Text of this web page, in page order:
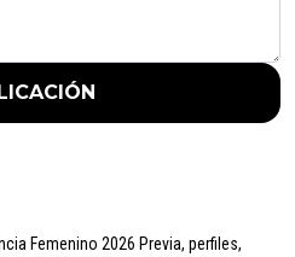
Femenino 2026 Previa, perfiles,